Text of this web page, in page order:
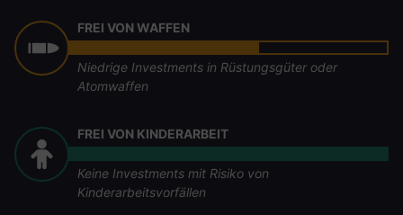
FREI VON WAFFEN
Niedrige Investments in Rüstungsgüter oder
Atomwaffen
FREI VON KINDERARBEIT
Keine Investments mit Risiko von
Kinderarbeitsvorfällen